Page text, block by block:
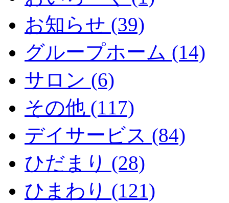
お知らせ (39)
グループホーム (14)
サロン (6)
その他 (117)
デイサービス (84)
ひだまり (28)
ひまわり (121)